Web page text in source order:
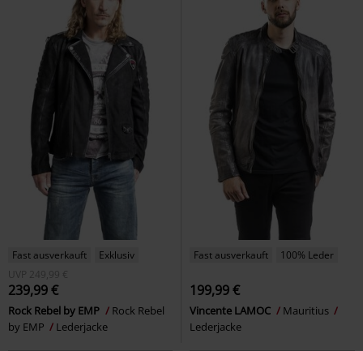
Fast ausverkauft
Exklusiv
UVP
249,99 €
239,99 €
Rock Rebel by EMP
Rock Rebel
by EMP
Lederjacke
Fast ausverkauft 100% Leder
199,99 €
Vincente LAMOC
Mauritius
Lederjacke